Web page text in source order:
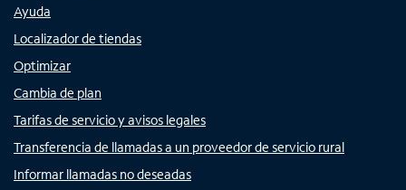
Ayuda
Localizador de tiendas
Optimizar
Cambia de plan
Tarifas de servicio y avisos legales
Transferencia de llamadas a un proveedor de servicio rural
Informar llamadas no deseadas